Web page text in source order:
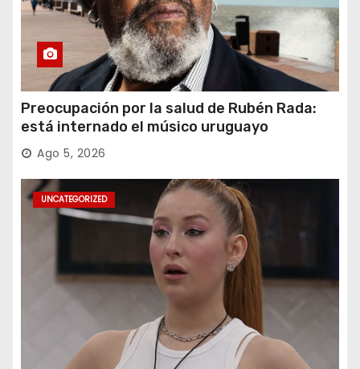
Preocupación por la salud de Rubén Rada:
está internado el músico uruguayo
Ago 5, 2026
UNCATEGORIZED